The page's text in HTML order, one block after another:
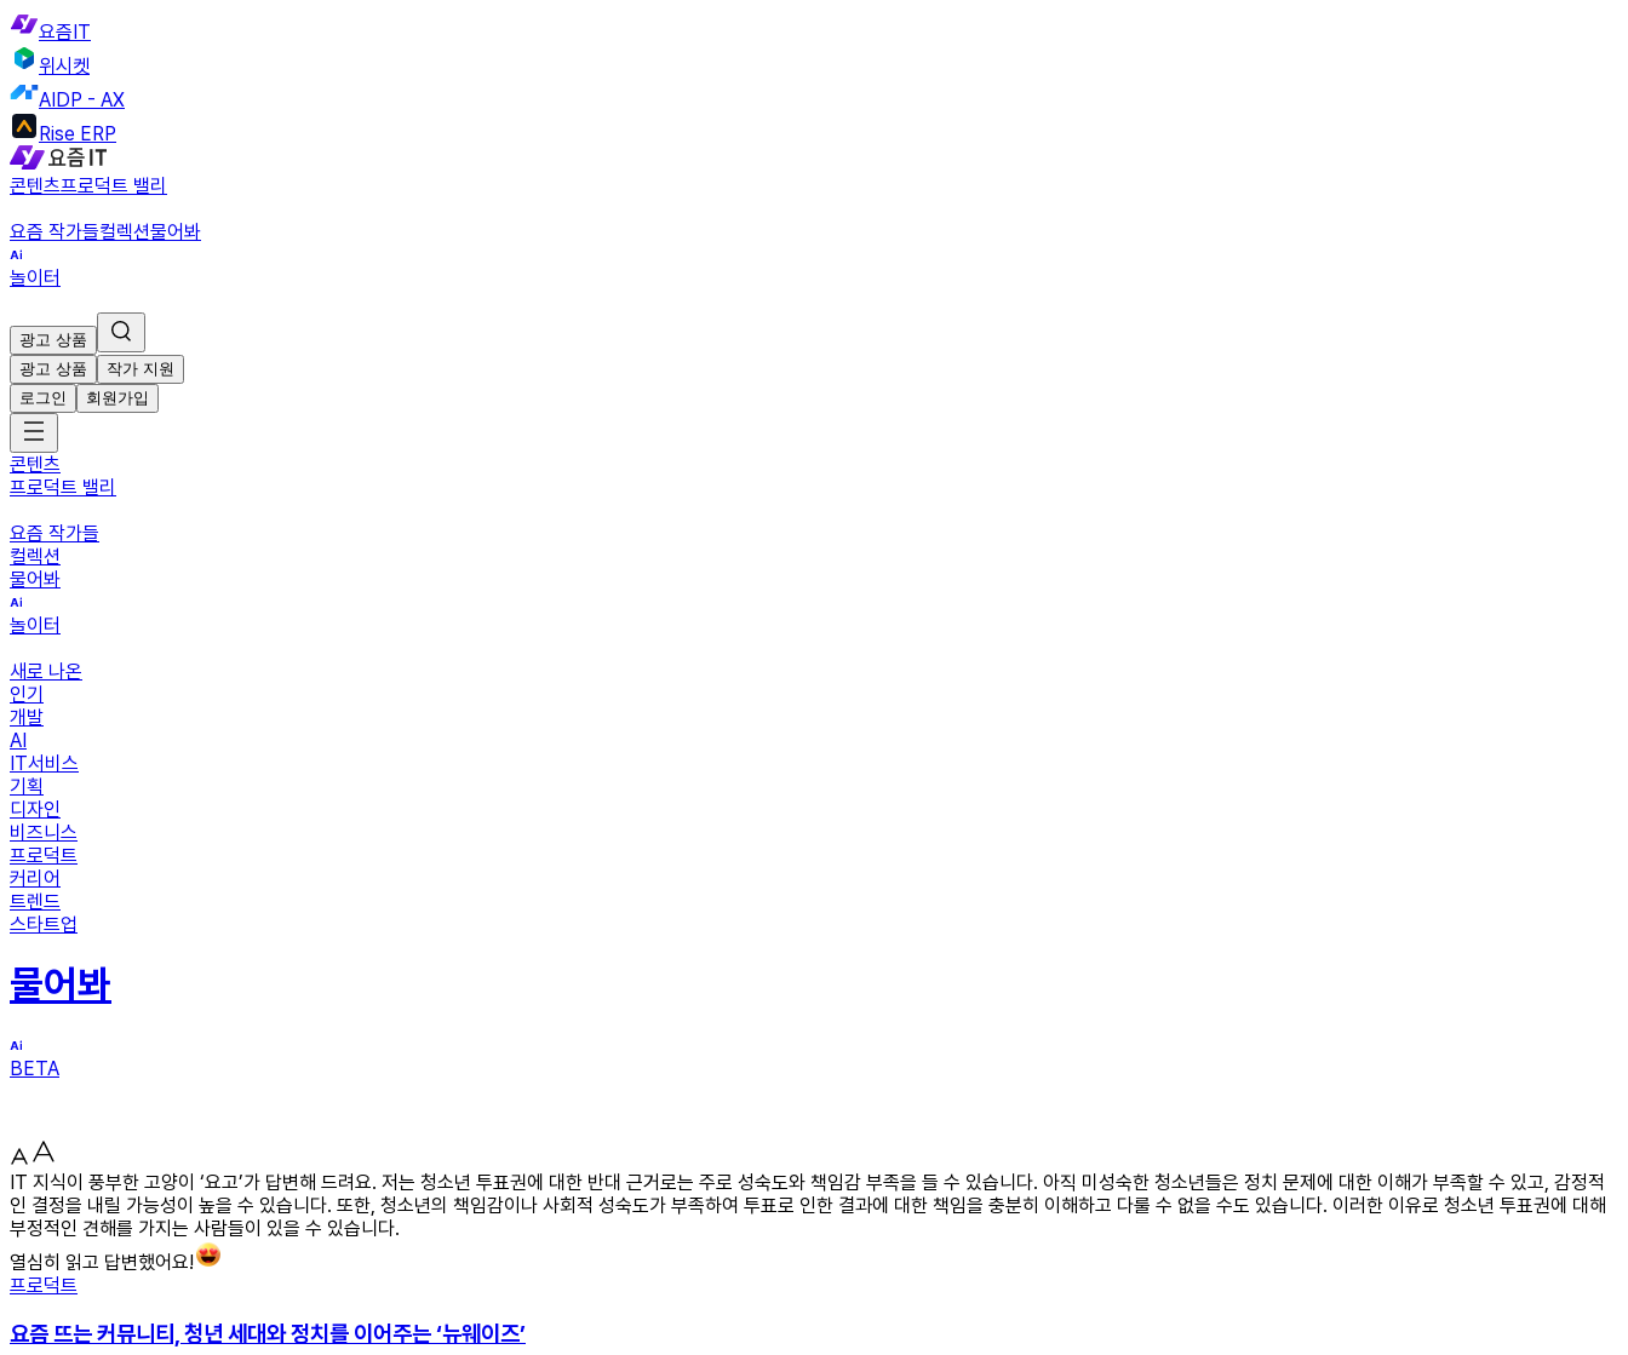
요즘IT
위시켓
AIDP - AX
Rise ERP
콘텐츠프로덕트 밸리
요즘 작가들컬렉션물어봐
놀이터
광고 상품
광고 상품
작가 지원
로그인
회원가입
콘텐츠
프로덕트 밸리
요즘 작가들
컬렉션
물어봐
놀이터
새로 나온
인기
개발
AI
IT서비스
기획
디자인
비즈니스
프로덕트
커리어
트렌드
스타트업
물어봐
BETA
IT 지식이 풍부한 고양이 ‘요고’가 답변해 드려요. 저는 청소년 투표권에 대한 반대 근거로는 주로 성숙도와 책임감 부족을 들 수 있습니다. 아직 미성숙한 청소년들은 정치 문제에 대한 이해가 부족할 수 있고, 감정적
인 결정을 내릴 가능성이 높을 수 있습니다. 또한, 청소년의 책임감이나 사회적 성숙도가 부족하여 투표로 인한 결과에 대한 책임을 충분히 이해하고 다룰 수 없을 수도 있습니다. 이러한 이유로 청소년 투표권에 대해
부정적인 견해를 가지는 사람들이 있을 수 있습니다.
열심히 읽고 답변했어요!
프로덕트
요즘 뜨는 커뮤니티, 청년 세대와 정치를 이어주는 ‘뉴웨이즈’